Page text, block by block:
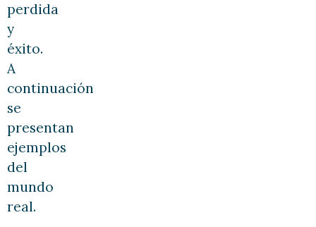
perdida
y
éxito.
A
continuación
se
presentan
ejemplos
del
mundo
real.